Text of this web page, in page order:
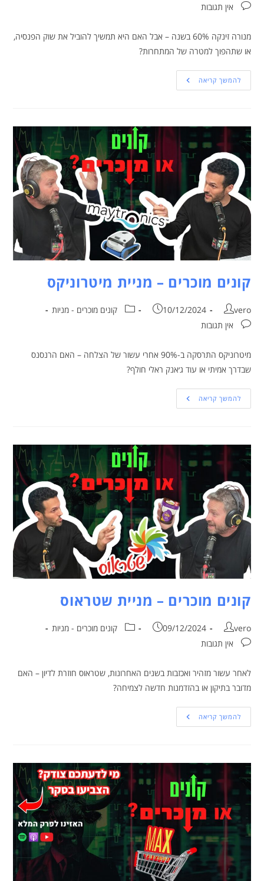
אין תגובות
מנורה זינקה 60% בשנה – אבל האם היא תמשיך להוביל את שוק הפנסיה,
או שתהפוך למטרה של המתחרות?
להמשך קריאה
קונים מוכרים – מניית מיטרוניקס
vero
10/12/2024
קונים מוכרים - מניות
אין תגובות
מיטרוניקס התרסקה ב-90% אחרי עשור של הצלחה – האם הרנסנס
שבדרך אמיתי או עוד ג׳אנק ראלי חולף?
להמשך קריאה
קונים מוכרים – מניית שטראוס
vero
09/12/2024
קונים מוכרים - מניות
אין תגובות
לאחר עשור מזהיר ואכזבות בשנים האחרונות, שטראוס חוזרת לדיון – האם
מדובר בתיקון או בהזדמנות חדשה לצמיחה?
להמשך קריאה